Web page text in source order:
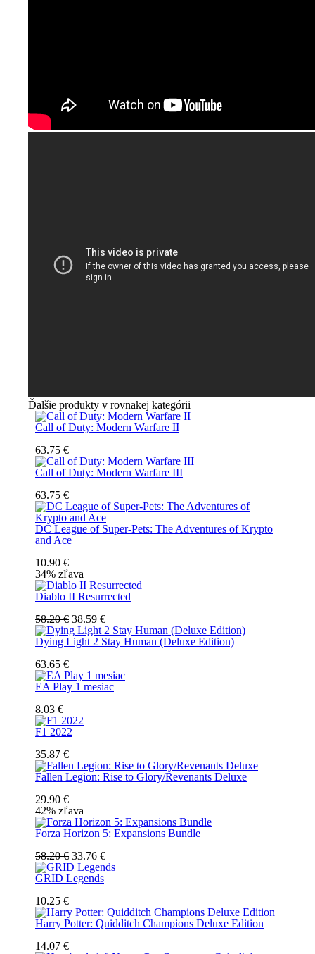
Ďalšie produkty v rovnakej kategórii
Call of Duty: Modern Warfare II
63.75 €
Call of Duty: Modern Warfare III
63.75 €
DC League of Super-Pets: The Adventures of Krypto
and Ace
10.90 €
34% zľava
Diablo II Resurrected
58.20 € 38.59 €
Dying Light 2 Stay Human (Deluxe Edition)
63.65 €
EA Play 1 mesiac
8.03 €
F1 2022
35.87 €
Fallen Legion: Rise to Glory/Revenants Deluxe
29.90 €
42% zľava
Forza Horizon 5: Expansions Bundle
58.20 € 33.76 €
GRID Legends
10.25 €
Harry Potter: Quidditch Champions Deluxe Edition
14.07 €